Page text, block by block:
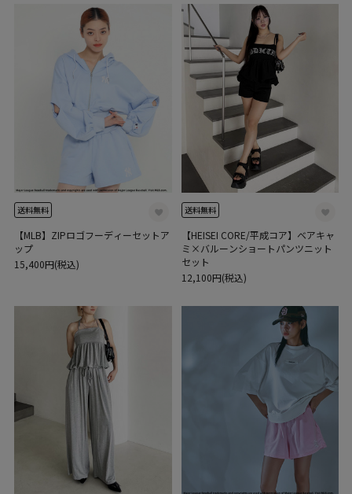
送料無料
【MLB】ZIPロゴフーディーセットア
ップ
15,400円(税込)
送料無料
【HEISEI CORE/平成コア】ベアキャ
ミ×バルーンショートパンツニット
セット
12,100円(税込)